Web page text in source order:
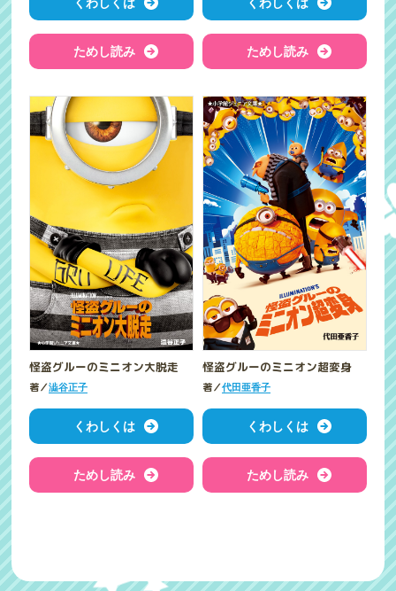
ためし読み ためし読み
怪盗グルーのミニオン大脱走
著／澁谷正子
くわしくは
ためし読み
怪盗グルーのミニオン超変身
著／代田亜香子
くわしくは
ためし読み